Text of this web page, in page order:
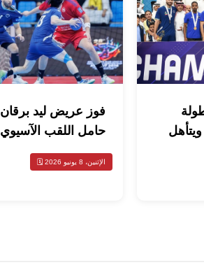
فوز عريض ليد
حامل اللقب الآسيوي
الإثنين، 8 يونيو 2026 🗓️